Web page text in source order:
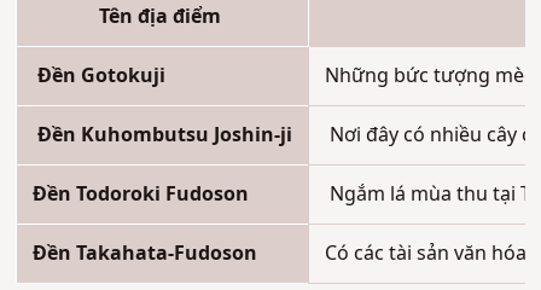
Tên địa điểm
Đền Gotokuji Những bức tượng
Đền Kuhombutsu Joshin-ji Nơi đây có nhiều cây
Đền Todoroki Fudoson Ngắm lá mùa thu tại
Đền Takahata-Fudoson Có các tài sản văn hóa